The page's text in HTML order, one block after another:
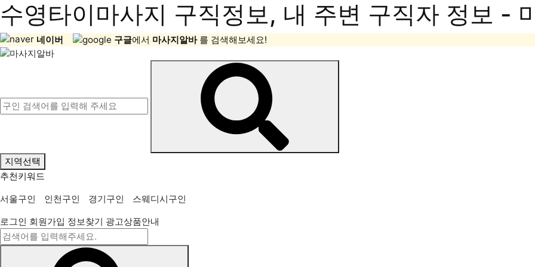
수영타이마사지 구직정보, 내 주변 구직자 정보 -
네이버 구글에서 마사지알바 를 검색해보세요!
지역선택
추천키워드
서울구인
인천구인 경기구인
스웨디시구인
로그인 회원가입 정보찾기 광고상품안내